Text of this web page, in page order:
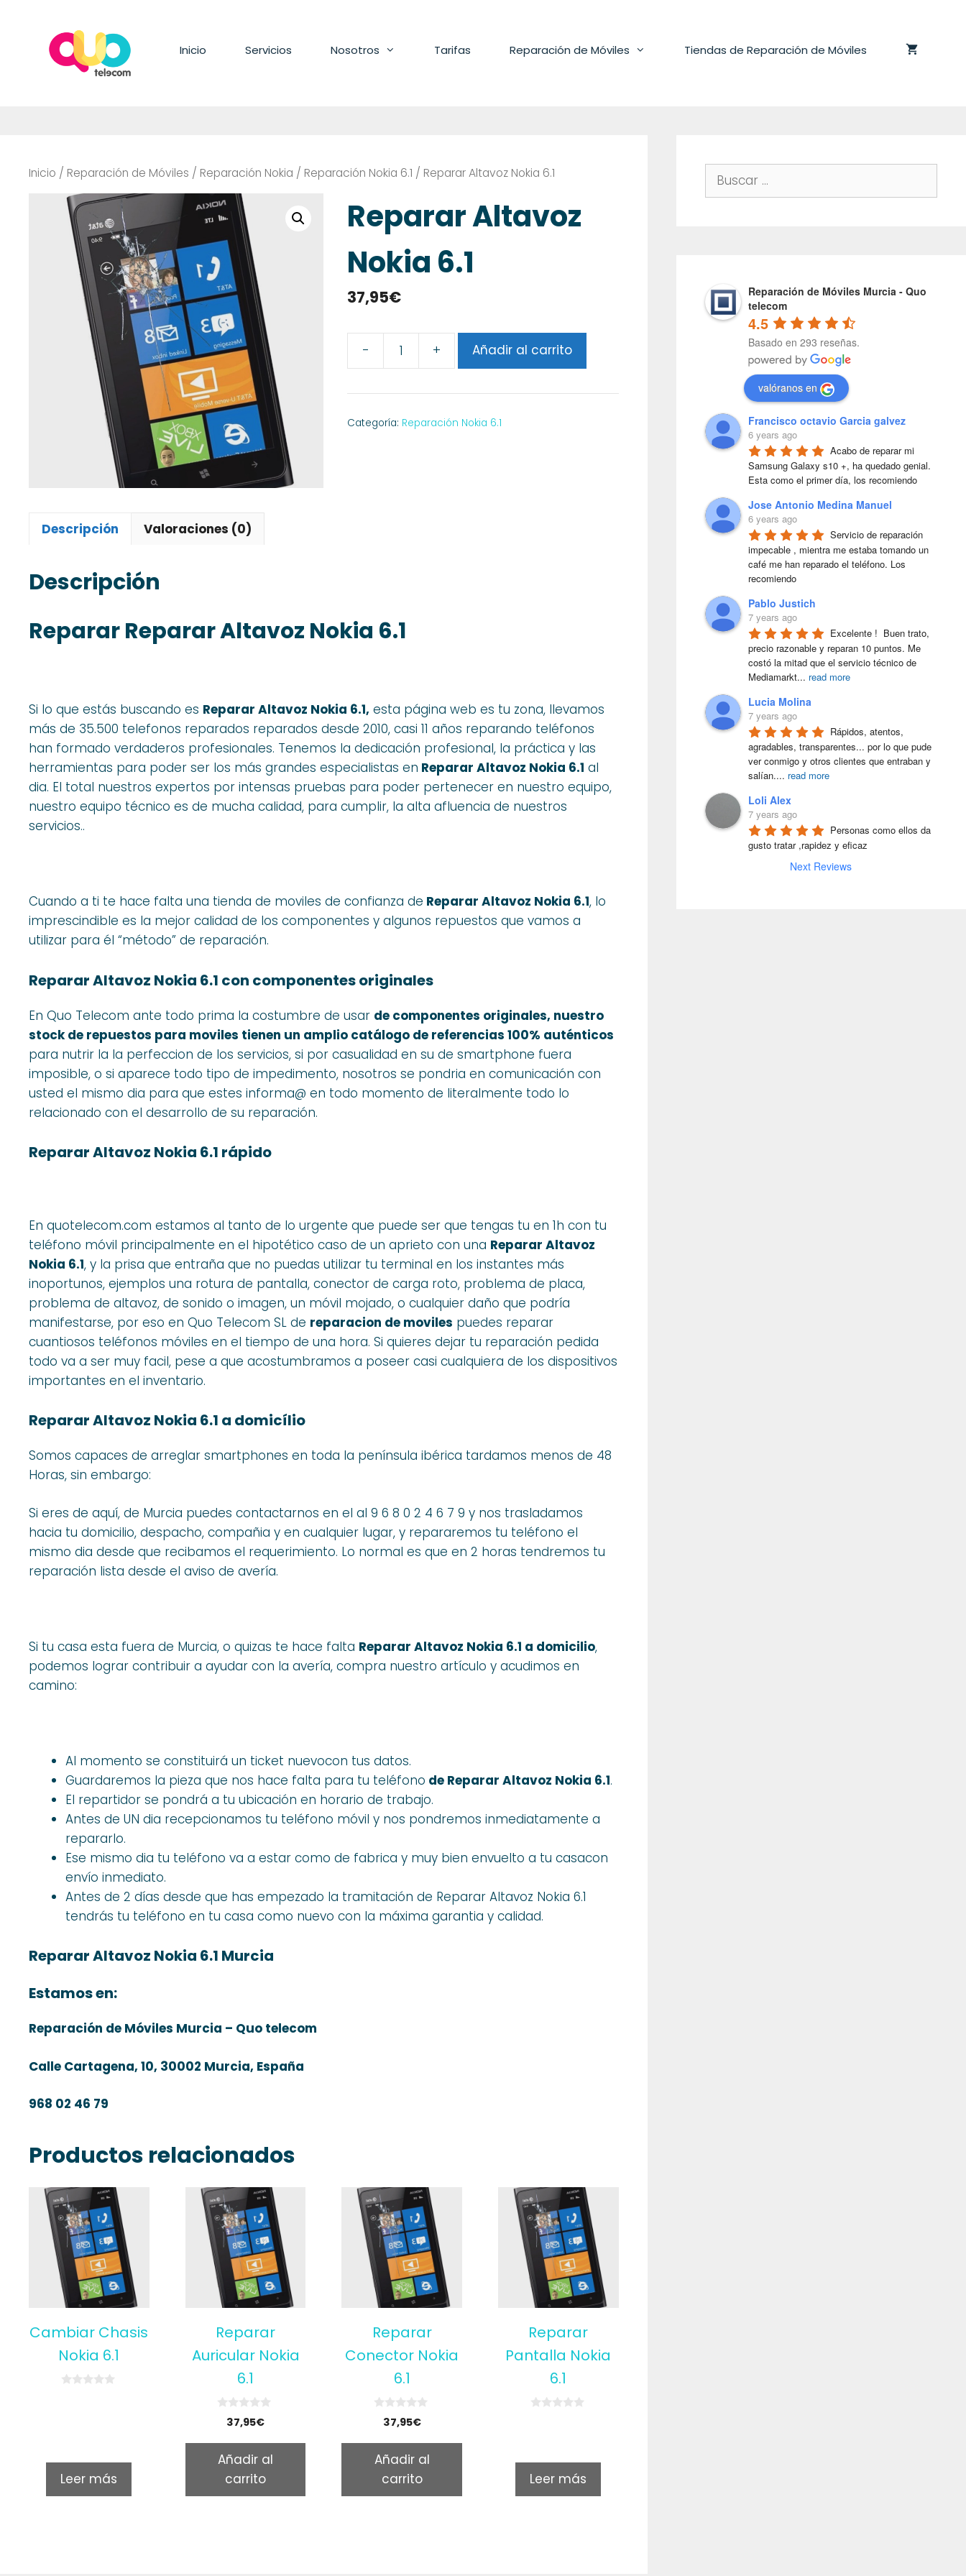
contenido
Inicio Servicios Nosotros Tarifas Reparación de Móviles Tiendas de Reparación de Móviles
Inicio / Reparación de Móviles / Reparación Nokia / Reparación Nokia 6.1 / Reparar Altavoz Nokia 6.1
Reparar Altavoz
Nokia 6.1
37,95€
-
Nokia
6.1
+ Añadir al carrito
Categoría: Reparación Nokia 6.1
Descripción Valoraciones (0)
Descripción
Reparar Reparar Altavoz Nokia 6.1
Si lo que estás buscando es Reparar Altavoz Nokia 6.1, esta página web es tu zona, llevamos
más de 35.500 telefonos reparados reparados desde 2010, casi 11 años reparando teléfonos
han formado verdaderos profesionales. Tenemos la dedicación profesional, la práctica y las
herramientas para poder ser los más grandes especialistas en Reparar Altavoz Nokia 6.1 al
dia. El total nuestros expertos por intensas pruebas para poder pertenecer en nuestro equipo,
nuestro equipo técnico es de mucha calidad, para cumplir, la alta afluencia de nuestros
servicios..
Cuando a ti te hace falta una tienda de moviles de confianza de Reparar Altavoz Nokia 6.1, lo
imprescindible es la mejor calidad de los componentes y algunos repuestos que vamos a
utilizar para él “método” de reparación.
Reparar Altavoz Nokia 6.1 con componentes originales
En Quo Telecom ante todo prima la costumbre de usar de componentes originales, nuestro
stock de repuestos para moviles tienen un amplio catálogo de referencias 100% auténticos
para nutrir la la perfeccion de los servicios, si por casualidad en su de smartphone fuera
imposible, o si aparece todo tipo de impedimento, nosotros se pondria en comunicación con
usted el mismo dia para que estes informa@ en todo momento de literalmente todo lo
relacionado con el desarrollo de su reparación.
Reparar Altavoz Nokia 6.1 rápido
En quotelecom.com estamos al tanto de lo urgente que puede ser que tengas tu en 1h con tu
teléfono móvil principalmente en el hipotético caso de un aprieto con una Reparar Altavoz
Nokia 6.1, y la prisa que entraña que no puedas utilizar tu terminal en los instantes más
inoportunos, ejemplos una rotura de pantalla, conector de carga roto, problema de placa,
problema de altavoz, de sonido o imagen, un móvil mojado, o cualquier daño que podría
manifestarse, por eso en Quo Telecom SL de reparacion de moviles puedes reparar
cuantiosos teléfonos móviles en el tiempo de una hora. Si quieres dejar tu reparación pedida
todo va a ser muy facil, pese a que acostumbramos a poseer casi cualquiera de los dispositivos
importantes en el inventario.
Reparar Altavoz Nokia 6.1 a domicílio
Somos capaces de arreglar smartphones en toda la península ibérica tardamos menos de 48
Horas, sin embargo:
Si eres de aquí, de Murcia puedes contactarnos en el al 9 6 8 0 2 4 6 7 9 y nos trasladamos
hacia tu domicilio, despacho, compañia y en cualquier lugar, y repararemos tu teléfono el
mismo dia desde que recibamos el requerimiento. Lo normal es que en 2 horas tendremos tu
reparación lista desde el aviso de avería.
Si tu casa esta fuera de Murcia, o quizas te hace falta Reparar Altavoz Nokia 6.1 a domicilio,
podemos lograr contribuir a ayudar con la avería, compra nuestro artículo y acudimos en
camino:
Al momento se constituirá un ticket nuevocon tus datos.
Guardaremos la pieza que nos hace falta para tu teléfono de Reparar Altavoz Nokia 6.1.
El repartidor se pondrá a tu ubicación en horario de trabajo.
Antes de UN dia recepcionamos tu teléfono móvil y nos pondremos inmediatamente a
repararlo.
Ese mismo dia tu teléfono va a estar como de fabrica y muy bien envuelto a tu casacon
envío inmediato.
Antes de 2 días desde que has empezado la tramitación de Reparar Altavoz Nokia 6.1
tendrás tu teléfono en tu casa como nuevo con la máxima garantia y calidad.
Reparar Altavoz Nokia 6.1 Murcia
Estamos en:
Reparación de Móviles Murcia – Quo telecom
Calle Cartagena, 10, 30002 Murcia, España
968 02 46 79
Productos relacionados
Cambiar Chasis
Nokia 6.1
Leer más
Reparar
Auricular Nokia
6.1
o
f
37,95€
Añadir al
carrito
Reparar
Conector Nokia
6.1
o
f
37,95€
Añadir al
carrito
Reparar
Pantalla Nokia
6.1
5
Leer más
Buscar:
Reparación de Móviles Murcia - Quo
telecom
4.5
Basado en 293 reseñas.
valóranos en
Francisco octavio Garcia galvez
6 years ago
Acabo de reparar mi
Samsung Galaxy s10 +, ha quedado genial.
Esta como el primer día, los recomiendo
Jose Antonio Medina Manuel
6 years ago
Servicio de reparación
impecable , mientra me estaba tomando un
café me han reparado el teléfono. Los
recomiendo
Pablo Justich
7 years ago
Excelente !  Buen trato,
precio razonable y reparan 10 puntos. Me
costó la mitad que el servicio técnico de
Mediamarkt... read more
Lucia Molina
7 years ago
Rápidos, atentos,
agradables, transparentes... por lo que pude
ver conmigo y otros clientes que entraban y
salían.... read more
Loli Alex
7 years ago
Personas como ellos da
gusto tratar ,rapidez y eficaz
Next Reviews